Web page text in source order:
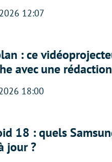
12:07
: ce
avec une
18:00
18 : quels
jour ?